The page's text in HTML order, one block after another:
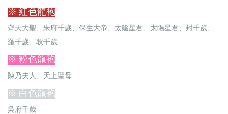
※ 紅色龍袍
齊天大聖、朱府千歲、保生大帝、太陰星君、太陽星君、封千歲、
羅千歲、耿千歲
※ 粉色龍袍
陳乃夫人、天上聖母
※ 白色龍袍
吳府千歲